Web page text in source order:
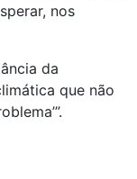
nos
da
que não